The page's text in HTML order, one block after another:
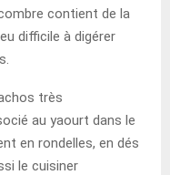
contient de la
difficile à digérer
très
au yaourt dans le
en rondelles, en dés
le cuisiner